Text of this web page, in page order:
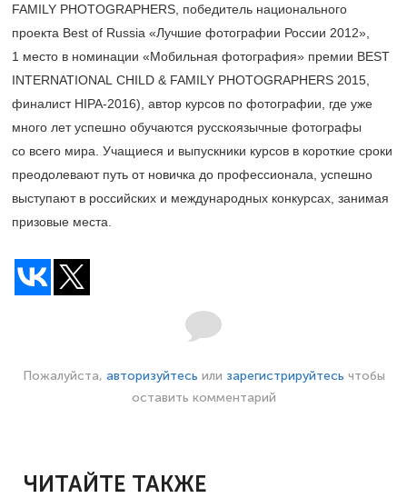
FAMILY PHOTOGRAPHERS, победитель национального
проекта Best of Russia «Лучшие фотографии России 2012»,
1 место в номинации «Мобильная фотография» премии BEST
INTERNATIONAL CHILD & FAMILY PHOTOGRAPHERS 2015,
финалист HIPA-2016), автор курсов по фотографии, где уже
много лет успешно обучаются русскоязычные фотографы
со всего мира. Учащиеся и выпускники курсов в короткие сроки
преодолевают путь от новичка до профессионала, успешно
выступают в российских и международных конкурсах, занимая
призовые места.
Пожалуйста, авторизуйтесь или зарегистрируйтесь чтобы
оставить комментарий
ЧИТАЙТЕ ТАКЖЕ